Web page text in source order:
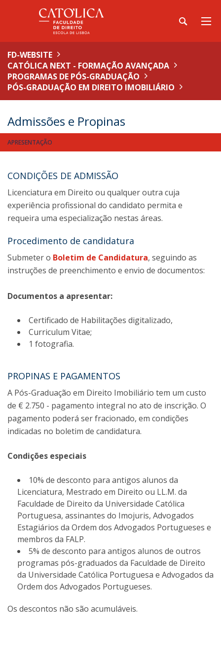
FD-WEBSITE
CATÓLICA NEXT - FORMAÇÃO AVANÇADA
PROGRAMAS DE PÓS-GRADUAÇÃO
PÓS-GRADUAÇÃO EM DIREITO IMOBILIÁRIO
Admissões e Propinas
APRESENTAÇÃO
CONDIÇÕES DE ADMISSÃO
Licenciatura em Direito ou qualquer outra cuja
experiência profissional do candidato permita e
requeira uma especialização nestas áreas.
Procedimento de candidatura
Submeter o Boletim de Candidatura, seguindo as
instruções de preenchimento e envio de documentos:
Documentos a apresentar:
Certificado de Habilitações digitalizado,
Curriculum Vitae;
1 fotografia.
PROPINAS E PAGAMENTOS
A Pós-Graduação em Direito Imobiliário tem um custo
de € 2.750 - pagamento integral no ato de inscrição. O
pagamento poderá ser fracionado, em condições
indicadas no boletim de candidatura.
Condições especiais
10% de desconto para antigos alunos da
Licenciatura, Mestrado em Direito ou LL.M. da
Faculdade de Direito da Universidade Católica
Portuguesa, assinantes do Imojuris, Advogados
Estagiários da Ordem dos Advogados Portugueses e
membros da FALP.
5% de desconto para antigos alunos de outros
programas pós-graduados da Faculdade de Direito
da Universidade Católica Portuguesa e Advogados da
Ordem dos Advogados Portugueses.
Os descontos não são acumuláveis.